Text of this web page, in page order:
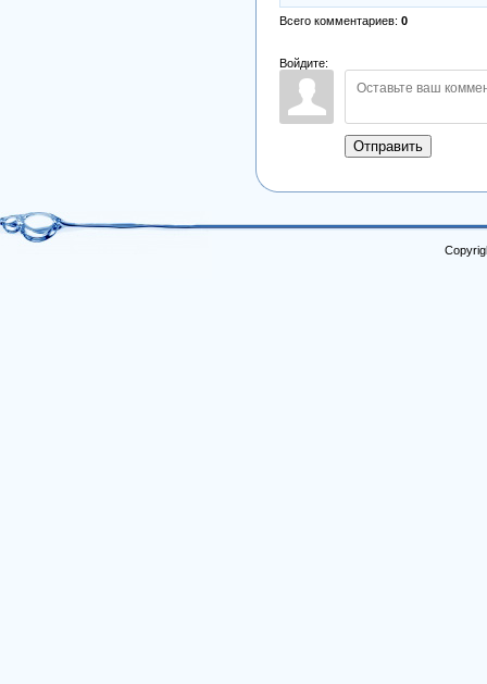
Всего комментариев: 0
Войдите:
Отправить